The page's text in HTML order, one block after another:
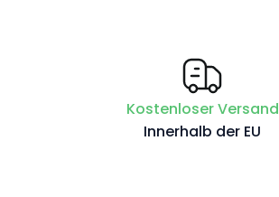
Kostenloser Versand
Innerhalb der EU